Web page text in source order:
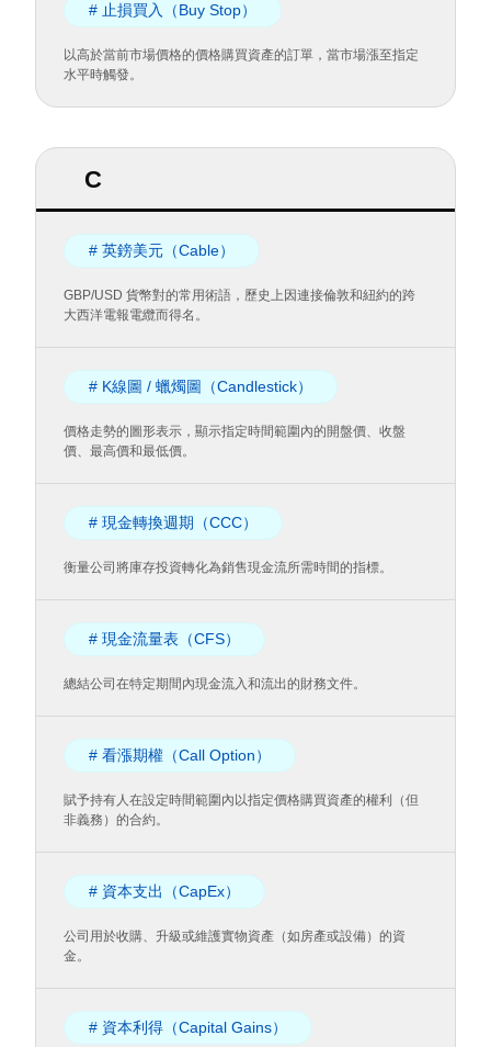
# 止損買入（Buy Stop）
以高於當前市場價格的價格購買資產的訂單，當市場漲至指定
水平時觸發。
C
# 英鎊美元（Cable）
GBP/USD 貨幣對的常用術語，歷史上因連接倫敦和紐約的跨
大西洋電報電纜而得名。
# K線圖 / 蠟燭圖（Candlestick）
價格走勢的圖形表示，顯示指定時間範圍內的開盤價、收盤
價、最高價和最低價。
# 現金轉換週期（CCC）
衡量公司將庫存投資轉化為銷售現金流所需時間的指標。
# 現金流量表（CFS）
總結公司在特定期間內現金流入和流出的財務文件。
# 看漲期權（Call Option）
賦予持有人在設定時間範圍內以指定價格購買資產的權利（但
非義務）的合約。
# 資本支出（CapEx）
公司用於收購、升級或維護實物資產（如房產或設備）的資
金。
# 資本利得（Capital Gains）